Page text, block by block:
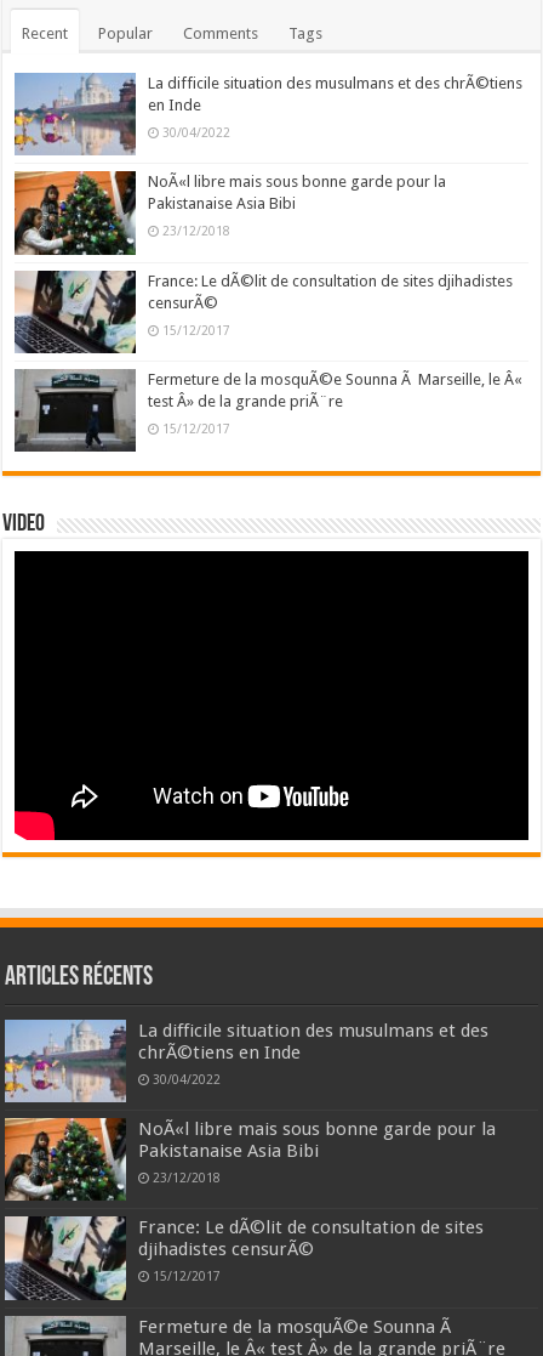
Recent Popular Comments Tags
La difficile situation des musulmans et des chrÃ©tiens
en Inde
30/04/2022
NoÃ«l libre mais sous bonne garde pour la
Pakistanaise Asia Bibi
23/12/2018
France: Le dÃ©lit de consultation de sites djihadistes
censurÃ©
15/12/2017
Fermeture de la mosquÃ©e Sounna Ã Marseille, le Â«
test Â» de la grande priÃ¨re
15/12/2017
Video
Articles récents
La difficile situation des musulmans et des
chrÃ©tiens en Inde
30/04/2022
NoÃ«l libre mais sous bonne garde pour la
Pakistanaise Asia Bibi
23/12/2018
France: Le dÃ©lit de consultation de sites
djihadistes censurÃ©
15/12/2017
Fermeture de la mosquÃ©e Sounna Ã
Marseille, le Â« test Â» de la grande priÃ¨re